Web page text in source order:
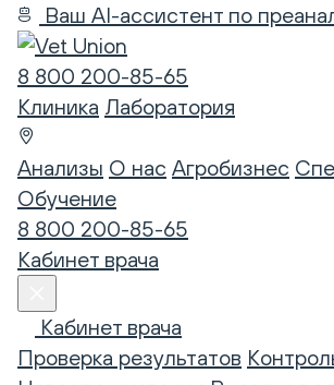
Ваш AI-ассистент по
8 800 200-85-65
Клиника Лаборатория
Анализы О нас Агробизнес
Обучение
8 800 200-85-65
Кабинет врача
Кабинет врача
Проверка результатов